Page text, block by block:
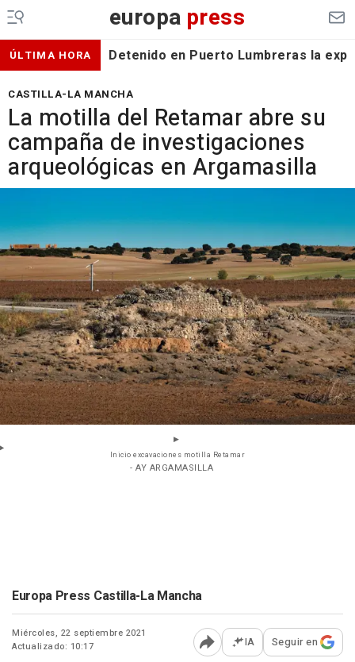
europa press
ÚLTIMA HORA Detenido en Puerto Lumbreras la
CASTILLA-LA MANCHA
La motilla del Retamar abre su
campaña de investigaciones
arqueológicas en Argamasilla
Inicio excavaciones motilla Retamar
- AY ARGAMASILLA
Europa Press Castilla-La Mancha
Miércoles, 22 septiembre 2021
Actualizado: 10:17
Abrir opciones para
IA Seguir en